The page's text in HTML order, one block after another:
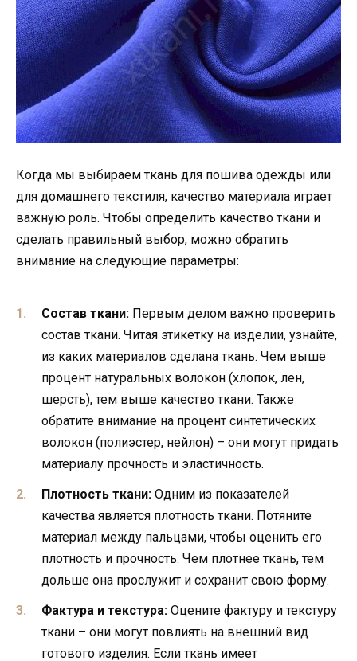
Когда мы выбираем ткань для пошива одежды или
для домашнего текстиля, качество материала играет
важную роль. Чтобы определить качество ткани и
сделать правильный выбор, можно обратить
внимание на следующие параметры:
Состав ткани: Первым делом важно проверить
состав ткани. Читая этикетку на изделии, узнайте,
из каких материалов сделана ткань. Чем выше
процент натуральных волокон (хлопок, лен,
шерсть), тем выше качество ткани. Также
обратите внимание на процент синтетических
волокон (полиэстер, нейлон) – они могут придать
материалу прочность и эластичность.
Плотность ткани: Одним из показателей
качества является плотность ткани. Потяните
материал между пальцами, чтобы оценить его
плотность и прочность. Чем плотнее ткань, тем
дольше она прослужит и сохранит свою форму.
Фактура и текстура: Оцените фактуру и текстуру
ткани – они могут повлиять на внешний вид
готового изделия. Если ткань имеет